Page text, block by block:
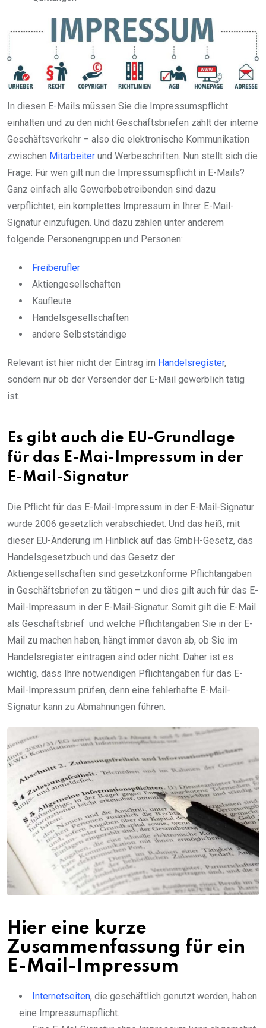
In diesen E-Mails müssen Sie die Impressumspflicht
einhalten und zu den nicht Geschäftsbriefen zählt der interne
Geschäftsverkehr – also die elektronische Kommunikation
zwischen Mitarbeiter und Werbeschriften. Nun stellt sich die
Frage: Für wen gilt nun die Impressumspflicht in E-Mails?
Ganz einfach alle Gewerbebetreibenden sind dazu
verpflichtet, ein komplettes Impressum in Ihrer E-Mail-
Signatur einzufügen. Und dazu zählen unter anderem
folgende Personengruppen und Personen:
Freiberufler
Aktiengesellschaften
Kaufleute
Handelsgesellschaften
andere Selbstständige
Relevant ist hier nicht der Eintrag im Handelsregister,
sondern nur ob der Versender der E-Mail gewerblich tätig
ist.
Es gibt auch die EU-Grundlage
für das E-Mai-Impressum in der
E-Mail-Signatur
Die Pflicht für das E-Mail-Impressum in der E-Mail-Signatur
wurde 2006 gesetzlich verabschiedet. Und das heiß, mit
dieser EU-Änderung im Hinblick auf das GmbH-Gesetz, das
Handelsgesetzbuch und das Gesetz der
Aktiengesellschaften sind gesetzkonforme Pflichtangaben
in Geschäftsbriefen zu tätigen – und dies gilt auch für das E-
Mail-Impressum in der E-Mail-Signatur. Somit gilt die E-Mail
als Geschäftsbrief und welche Pflichtangaben Sie in der E-
Mail zu machen haben, hängt immer davon ab, ob Sie im
Handelsregister eintragen sind oder nicht. Daher ist es
wichtig, dass Ihre notwendigen Pflichtangaben für das E-
Mail-Impressum prüfen, denn eine fehlerhafte E-Mail-
Signatur kann zu Abmahnungen führen.
Hier eine kurze
Zusammenfassung für ein
E-Mail-Impressum
Internetseiten, die geschäftlich genutzt werden, haben
eine Impressumspflicht.